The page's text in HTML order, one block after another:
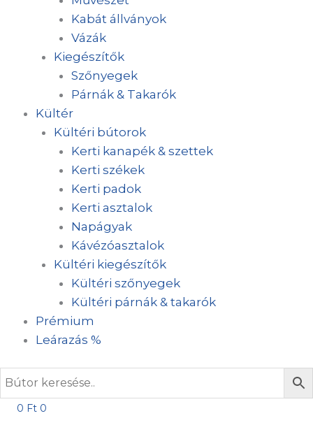
Kabát állványok
Vázák
Kiegészítők
Szőnyegek
Párnák & Takarók
Kültér
Kültéri bútorok
Kerti kanapék & szettek
Kerti székek
Kerti padok
Kerti asztalok
Napágyak
Kávézóasztalok
Kültéri kiegészítők
Kültéri szőnyegek
Kültéri párnák & takarók
Prémium
Leárazás %
0 Ft 0